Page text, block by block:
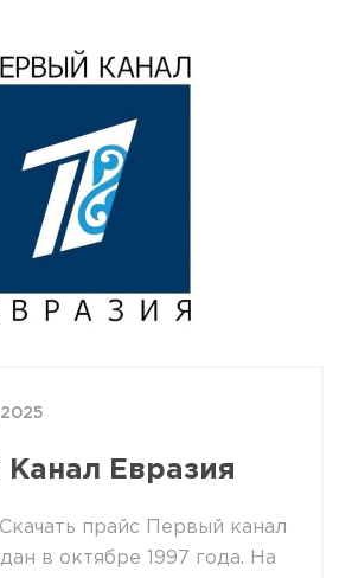
Евразия
прайс Первый канал
в октябре 1997 года. На